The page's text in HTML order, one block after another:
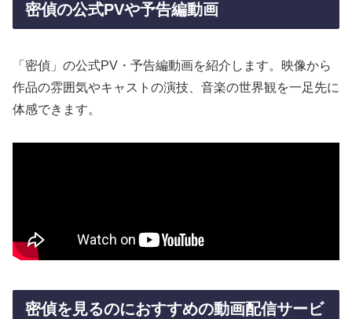
密偵の公式PVや予告編動画
「密偵」の公式PV・予告編動画を紹介します。映像から
作品の雰囲気やキャストの演技、音楽の世界観を一足先に
体感できます。
密偵を見るのにおすすめの動画配信サービ